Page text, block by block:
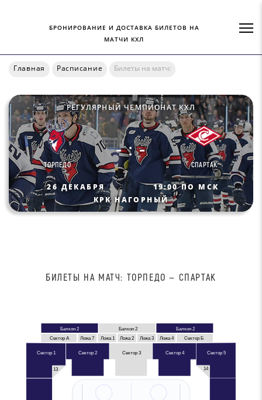
БРОНИРОВАНИЕ И ДОСТАВКА БИЛЕТОВ НА
МАТЧИ КХЛ
Главная Расписание Билеты на матч:
РЕГУЛЯРНЫЙ ЧЕМПИОНАТ КХЛ
ТОРПЕДО
- : -
СПАРТАК
26 ДЕКАБРЯ
19:00 ПО МСК
КРК НАГОРНЫЙ
БИЛЕТЫ НА МАТЧ: ТОРПЕДО — СПАРТАК
Балкон 2 Балкон 2
Балкон 2
Сектор А Ложа 7 Ложа 1 Ложа 2 Ложа 3 Ложа 4 Сектор Б
Сектор 1 Сектор 2 Сектор 3 Сектор 4 Сектор 5
13 14